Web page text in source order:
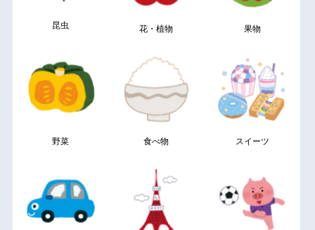
昆虫 花・植物 果物
野菜 食べ物 スイーツ